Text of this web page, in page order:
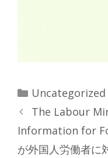
Categories
Uncategorized
The Labour
Information for
が外国人労働者に